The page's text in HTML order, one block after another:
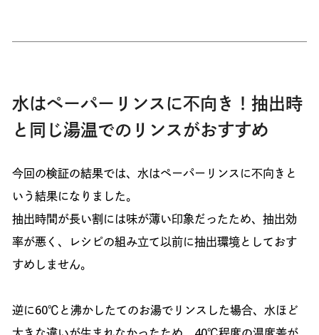
水はペーパーリンスに不向き！抽出時
と同じ湯温でのリンスがおすすめ
今回の検証の結果では、水はペーパーリンスに不向きと
いう結果になりました。
抽出時間が長い割には味が薄い印象だったため、抽出効
率が悪く、レシピの組み立て以前に抽出環境としておす
すめしません。
逆に60℃と沸かしたてのお湯でリンスした場合、水ほど